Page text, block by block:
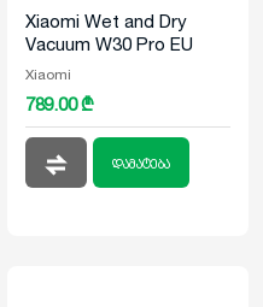
Xiaomi Wet and Dry
Vacuum W30 Pro EU
White
Xiaomi
789.00 ₾
დამატება